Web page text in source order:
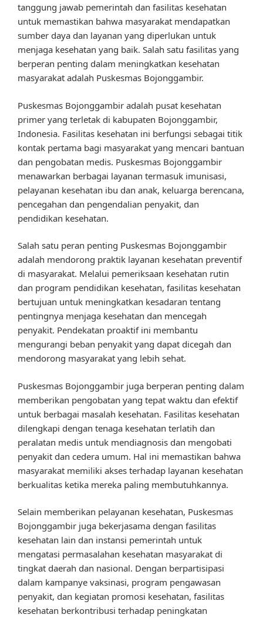
tanggung jawab pemerintah dan fasilitas kesehatan
untuk memastikan bahwa masyarakat mendapatkan
sumber daya dan layanan yang diperlukan untuk
menjaga kesehatan yang baik. Salah satu fasilitas yang
berperan penting dalam meningkatkan kesehatan
masyarakat adalah Puskesmas Bojonggambir.
Puskesmas Bojonggambir adalah pusat kesehatan
primer yang terletak di kabupaten Bojonggambir,
Indonesia. Fasilitas kesehatan ini berfungsi sebagai titik
kontak pertama bagi masyarakat yang mencari bantuan
dan pengobatan medis. Puskesmas Bojonggambir
menawarkan berbagai layanan termasuk imunisasi,
pelayanan kesehatan ibu dan anak, keluarga berencana,
pencegahan dan pengendalian penyakit, dan
pendidikan kesehatan.
Salah satu peran penting Puskesmas Bojonggambir
adalah mendorong praktik layanan kesehatan preventif
di masyarakat. Melalui pemeriksaan kesehatan rutin
dan program pendidikan kesehatan, fasilitas kesehatan
bertujuan untuk meningkatkan kesadaran tentang
pentingnya menjaga kesehatan dan mencegah
penyakit. Pendekatan proaktif ini membantu
mengurangi beban penyakit yang dapat dicegah dan
mendorong masyarakat yang lebih sehat.
Puskesmas Bojonggambir juga berperan penting dalam
memberikan pengobatan yang tepat waktu dan efektif
untuk berbagai masalah kesehatan. Fasilitas kesehatan
dilengkapi dengan tenaga kesehatan terlatih dan
peralatan medis untuk mendiagnosis dan mengobati
penyakit dan cedera umum. Hal ini memastikan bahwa
masyarakat memiliki akses terhadap layanan kesehatan
berkualitas ketika mereka paling membutuhkannya.
Selain memberikan pelayanan kesehatan, Puskesmas
Bojonggambir juga bekerjasama dengan fasilitas
kesehatan lain dan instansi pemerintah untuk
mengatasi permasalahan kesehatan masyarakat di
tingkat daerah dan nasional. Dengan berpartisipasi
dalam kampanye vaksinasi, program pengawasan
penyakit, dan kegiatan promosi kesehatan, fasilitas
kesehatan berkontribusi terhadap peningkatan